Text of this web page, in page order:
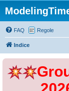
FAQ Regole
Indice